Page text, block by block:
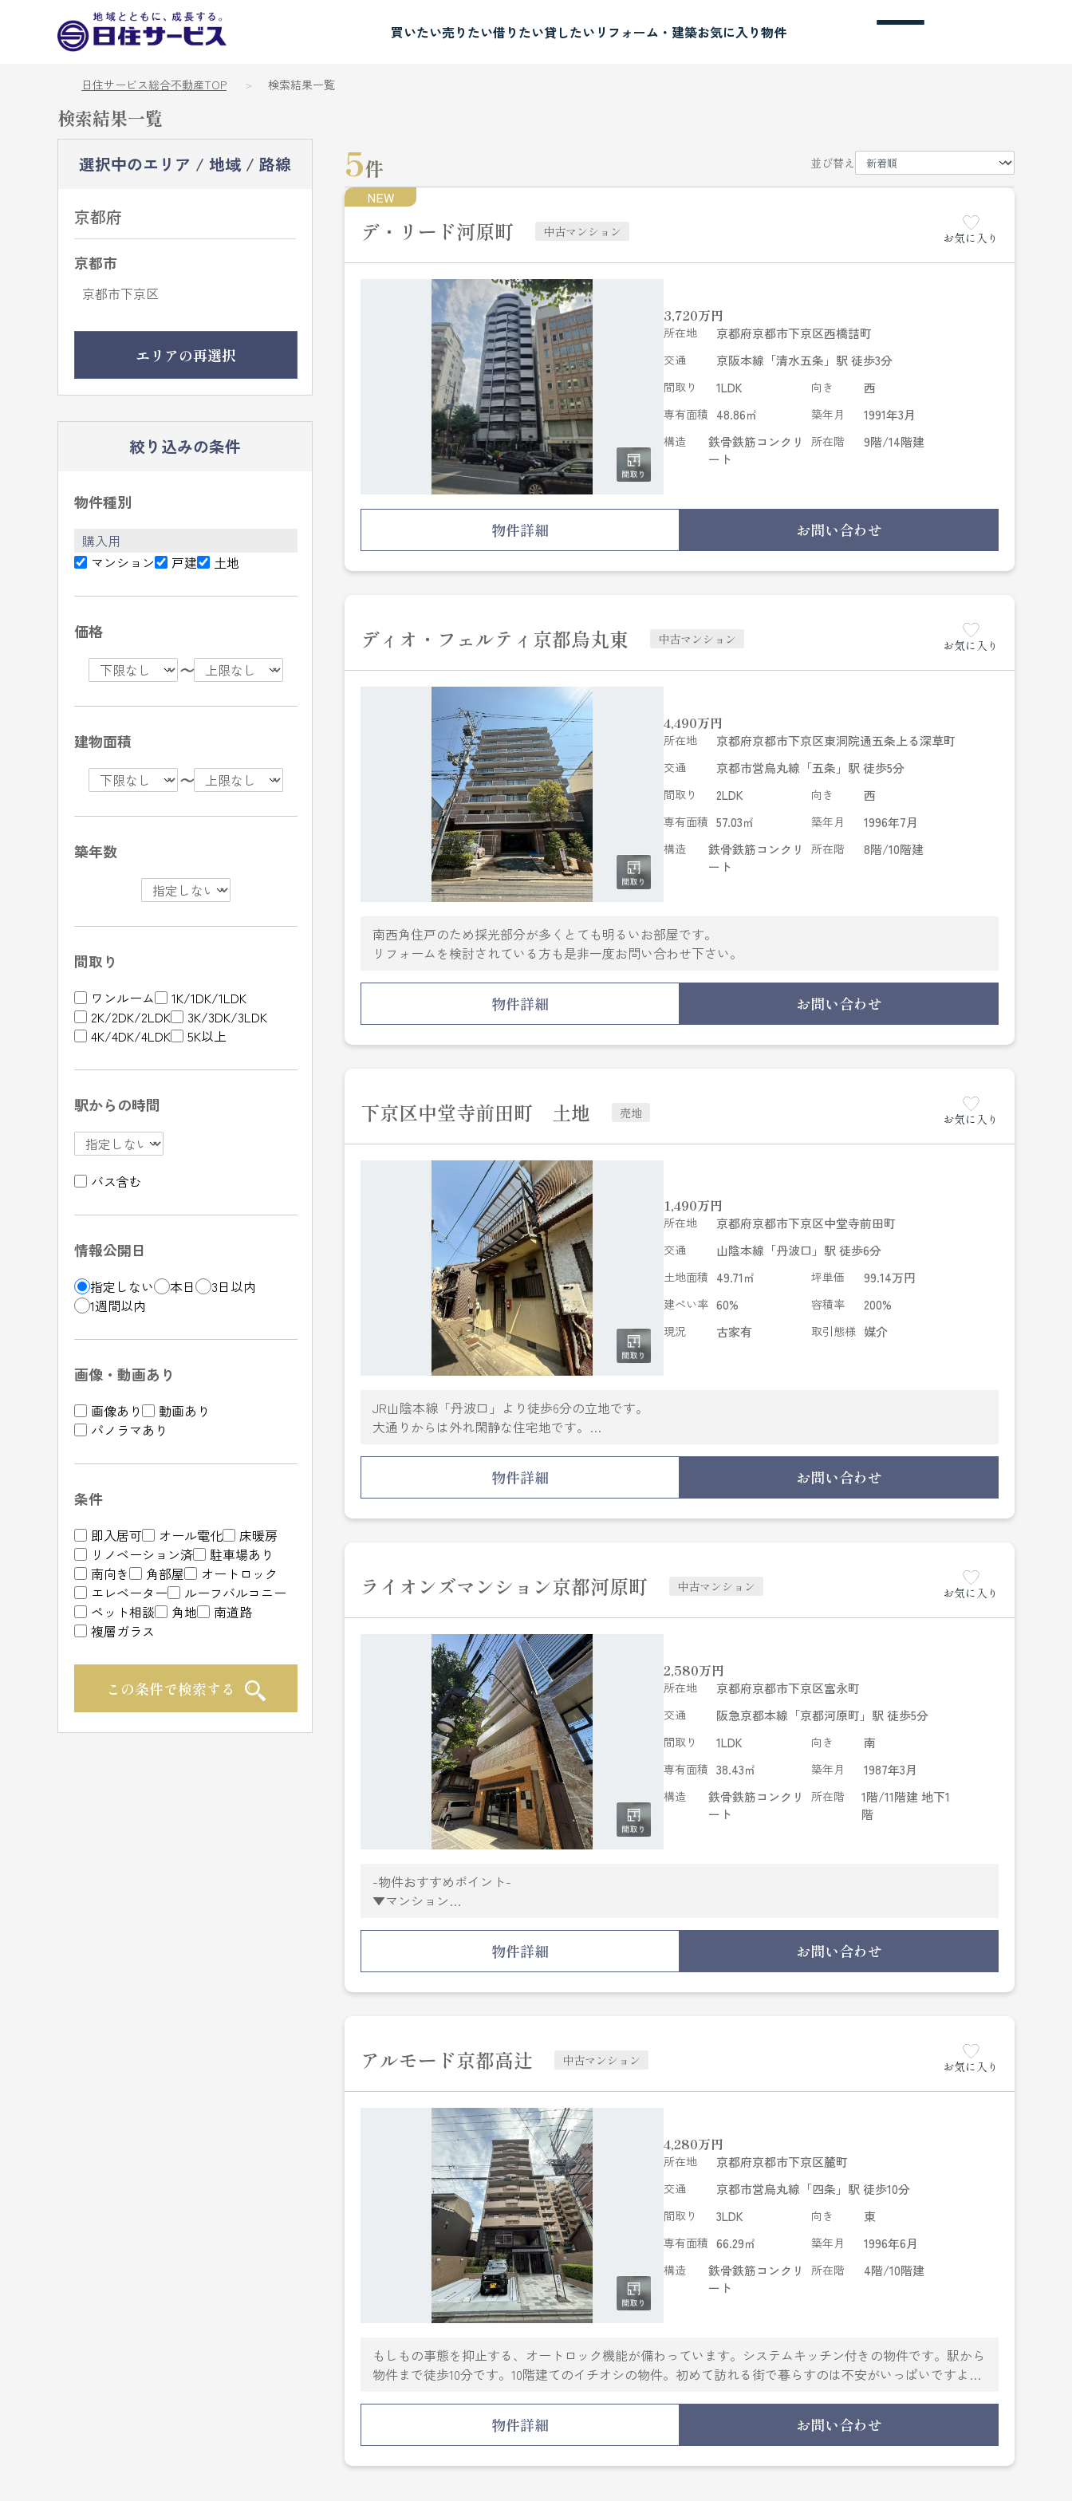
買いたい売りたい借りたい貸したい リフォーム・建築お気に入り物件
日住サービス総合不動産TOP 検索結果一覧
検索結果一覧
5件 並び替え
NEW
デ・リード河原町 中古マンション お気に入り
3,720万円
所在地 京都府京都市下京区西橋詰町
交通 京阪本線「清水五条」駅 徒歩3分
間取り 1LDK 向き 西
専有面積 48.86㎡ 築年月 1991年3月
構造
鉄骨鉄筋コンクリ
ート
所在階 9階/14階建
物件詳細 お問い合わせ
ディオ・フェルティ京都烏丸東 中古マンション お気に入り
4,490万円
所在地 京都府京都市下京区東洞院通五条上る深草町
交通 京都市営烏丸線「五条」駅 徒歩5分
間取り 2LDK 向き 西
専有面積 57.03㎡ 築年月 1996年7月
構造
鉄骨鉄筋コンクリ
ート
所在階 8階/10階建
南西角住戸のため採光部分が多くとても明るいお部屋です。
リフォームを検討されている方も是非一度お問い合わせ下さい。
物件詳細 お問い合わせ
下京区中堂寺前田町 土地 売地 お気に入り
1,490万円
所在地 京都府京都市下京区中堂寺前田町
交通 山陰本線「丹波口」駅 徒歩6分
土地面積 49.71㎡ 坪単価 99.14万円
建ぺい率 60% 容積率 200%
現況 古家有 取引態様 媒介
JR山陰本線「丹波口」より徒歩6分の立地です。
大通りからは外れ閑静な住宅地です。
まずは一度お問い合わせ下さい。
物件詳細 お問い合わせ
ライオンズマンション京都河原町 中古マンション お気に入り
2,580万円
所在地 京都府京都市下京区富永町
交通 阪急京都本線「京都河原町」駅 徒歩5分
間取り 1LDK 向き 南
専有面積 38.43㎡ 築年月 1987年3月
構造
鉄骨鉄筋コンクリ
ート
所在階
1階/11階建 地下1
階
-物件おすすめポイント-
▼マンション
・採光のあるリビングダイニング
・単身用としても2人暮らしとしても検討可能な1LDK
・寺町通りと河原町通りに面す
・阪急京都線「京都河原町」駅まで徒歩5分
・京阪本線「祇園四条」駅まで徒歩6分
・京阪バス「河原町松原」まで徒歩３分
▼周辺環境
・フレスコ寺町店まで約236m
・セブンイレブン京都河原町高辻店まで約94m
・ココカラファイン四条河原町西店まで約428m
・京都高島屋S.C.店まで約338m
・藤井大丸まで約418m
物件詳細 お問い合わせ
アルモード京都高辻 中古マンション お気に入り
4,280万円
所在地 京都府京都市下京区麓町
交通 京都市営烏丸線「四条」駅 徒歩10分
間取り 3LDK 向き 東
専有面積 66.29㎡ 築年月 1996年6月
構造
鉄骨鉄筋コンクリ
ート
所在階 4階/10階建
もしもの事態を抑止する、オートロック機能が備わっています。システムキッチン付きの物件です。駅から
物件まで徒歩10分です。10階建てのイチオシの物件。初めて訪れる街で暮らすのは不安がいっぱいですよ
物件詳細 お問い合わせ
選択中のエリア / 地域 / 路線
京都府
京都市
京都市下京区
エリアの再選択
絞り込みの条件
物件種別
購入用
マンション
戸建 土地
価格
〜
建物面積
〜
築年数
間取り
ワンルーム
1K/1DK/1LDK
2K/2DK/2LDK
3K/3DK/3LDK
4K/4DK/4LDK
5K以上
駅からの時間
バス含む
情報公開日
指定しない 本日
3日以内
1週間以内
画像・動画あり
画像あり
動画あり
パノラマあり
条件
即入居可 オール電化
床暖房
リノベーション済
駐車場あり
南向き
角部屋
オートロック
エレベーター
ルーフバルコニー
ペット相談
角地
南道路
複層ガラス
この条件で検索する